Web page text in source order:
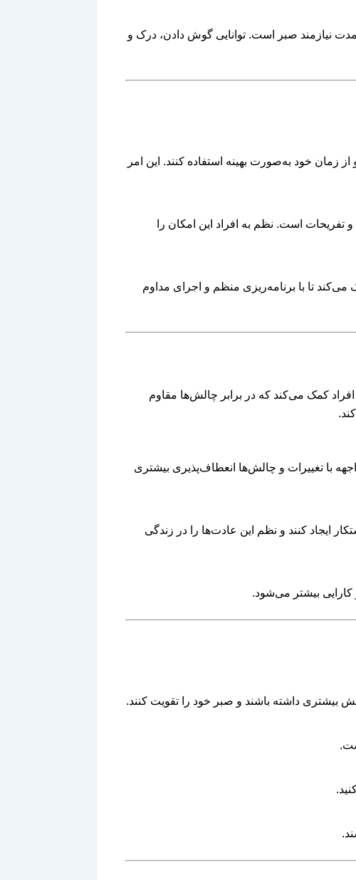
نیازمند صبر است. توانایی گوش دادن، درک و
زمان خود به‌صورت بهینه استفاده کنند. این امر
و تفریحات است. نظم به افراد این امکان را
تا با برنامه‌ریزی منظم و اجرای مداوم
کمک می‌کند که در برابر چالش‌ها مقاوم
با تغییرات و چالش‌ها انعطاف‌پذیری بیشتری
ایجاد کنند و نظم این عادت‌ها را در زندگی
بیشتر می‌شود.
بیشتری داشته باشند و صبر خود را تقویت کنند.